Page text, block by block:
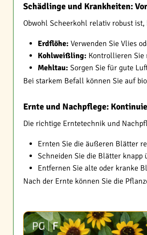
Schädlinge und Krankheiten:
Obwohl Scheerkohl relativ robust
Erdflöhe: Verwenden Sie Vlies
Kohlweißling: Kontrollieren Sie
Mehltau: Sorgen Sie für gute
Bei starkem Befall können Sie auf
Ernte und Nachpflege:
Die richtige Erntetechnik und
Ernten Sie die äußeren Blätter
Schneiden Sie die Blätter knapp
Entfernen Sie alte oder kranke
Nach der Ernte können Sie die